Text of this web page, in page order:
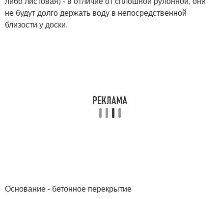
не будут долго держать воду в непосредственной
близости у доски.
Основание - бетонное перекрытие